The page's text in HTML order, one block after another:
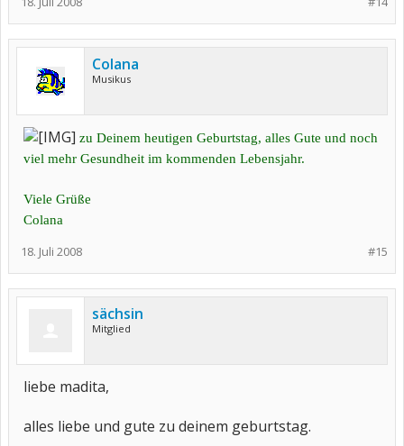
Colana
Musikus
zu Deinem heutigen Geburtstag, alles Gute und noch
viel mehr Gesundheit im kommenden Lebensjahr.
Viele Grüße
Colana
#15
18. Juli 2008
sächsin
Mitglied
liebe madita,
alles liebe und gute zu deinem geburtstag.